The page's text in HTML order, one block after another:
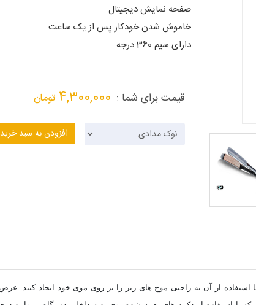
صفحه نمایش دیجیتال
خاموش شدن خودکار پس از یک ساعت
دارای سیم 360 درجه
قیمت برای شما : 4,300,000 تومان